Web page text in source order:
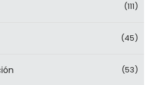
(111)
(45)
(53)